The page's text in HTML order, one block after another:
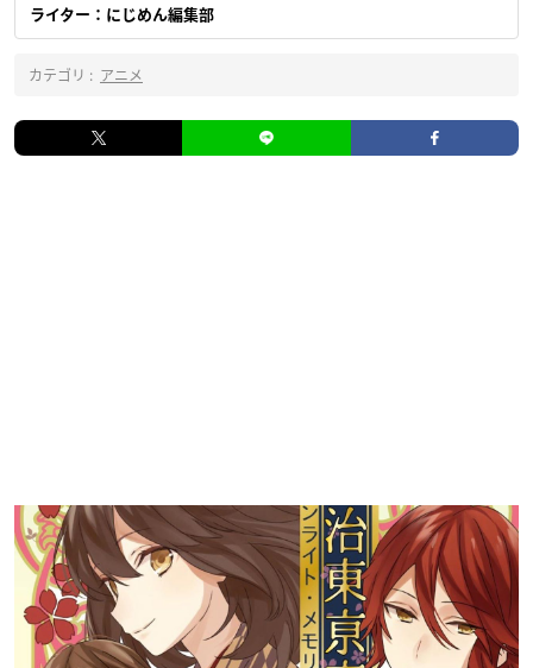
ライター：にじめん編集部
カテゴリ : アニメ